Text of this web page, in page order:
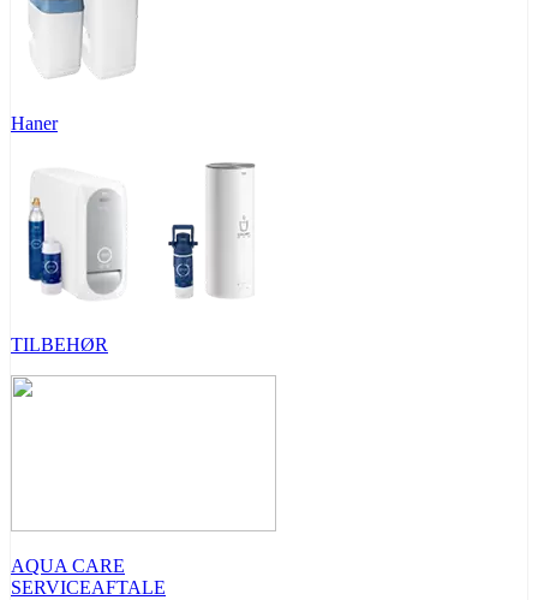
Haner
TILBEHØR
AQUA CARE
SERVICEAFTALE